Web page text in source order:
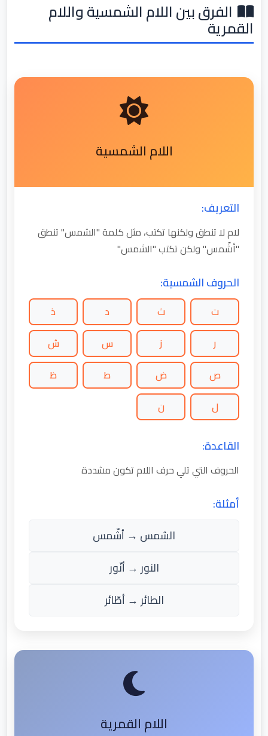
الفرق بين اللام الشمسية واللام
القمرية
اللام الشمسية
التعريف:
لام لا تنطق ولكنها تكتب، مثل كلمة "الشمس" تنطق
"أشّمس" ولكن تكتب "الشمس"
الحروف الشمسية:
ت ث د
ذ
ر
ز س
ش
ص
ض ط
ظ
ل
ن
القاعدة:
الحروف التي تلي حرف اللام تكون مشددة
أمثلة:
الشمس → أشّمس
النور → أنّور
الطائر → أطّائر
اللام القمرية